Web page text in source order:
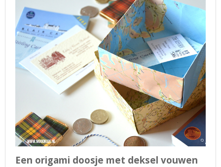
Een origami doosje met deksel vouwen